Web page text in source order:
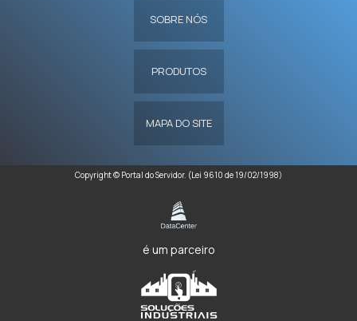
SOBRE NÓS
PRODUTOS
MAPA DO SITE
Copyright © Portal do Servidor. (Lei 9610 de 19/02/1998)
é um parceiro